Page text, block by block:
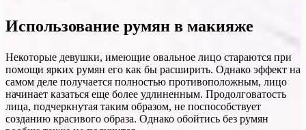
Использование румян в макияже
Некоторые девушки, имеющие овальное лицо стараются при
помощи ярких румян его как бы расширить. Однако эффект на
самом деле получается полностью противоположным, лицо
начинает казаться еще более удлиненным. Продолговатость
лица, подчеркнутая таким образом, не поспособствует
созданию красивого образа. Однако обойтись без румян